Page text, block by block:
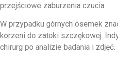
przejściowe zaburzenia czucia.
W przypadku górnych ósemek
korzeni do zatoki szczękowej.
chirurg po analizie badania i zdjęć.